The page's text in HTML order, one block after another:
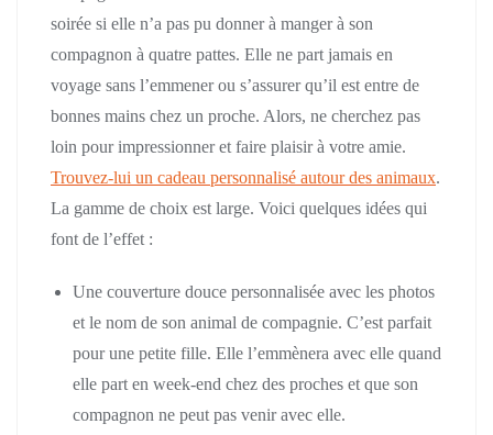
soirée si elle n’a pas pu donner à manger à son
compagnon à quatre pattes. Elle ne part jamais en
voyage sans l’emmener ou s’assurer qu’il est entre de
bonnes mains chez un proche. Alors, ne cherchez pas
loin pour impressionner et faire plaisir à votre amie.
Trouvez-lui un cadeau personnalisé autour des animaux.
La gamme de choix est large. Voici quelques idées qui
font de l’effet :
Une couverture douce personnalisée avec les photos
et le nom de son animal de compagnie. C’est parfait
pour une petite fille. Elle l’emmènera avec elle quand
elle part en week-end chez des proches et que son
compagnon ne peut pas venir avec elle.